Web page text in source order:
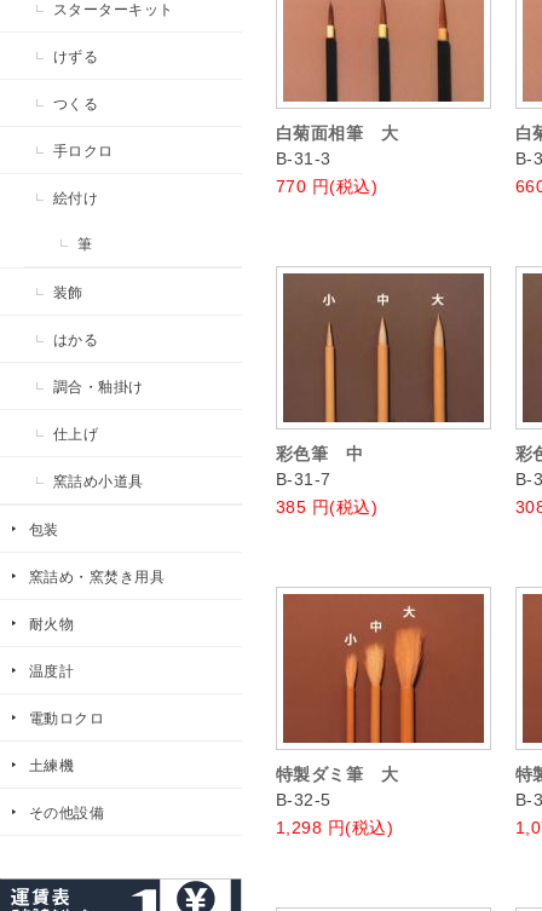
スターターキット
けずる
つくる
手ロクロ
絵付け
筆
装飾
はかる
調合・釉掛け
仕上げ
窯詰め小道具
包装
窯詰め・窯焚き用具
耐火物
温度計
電動ロクロ
土練機
その他設備
白菊面相筆 大
B-31-3
770 円(税込)
白
B-
彩色筆 中
B-31-7
385 円(税込)
彩
B-
特製ダミ筆 大
B-32-5
1,298 円(税込)
特
B-